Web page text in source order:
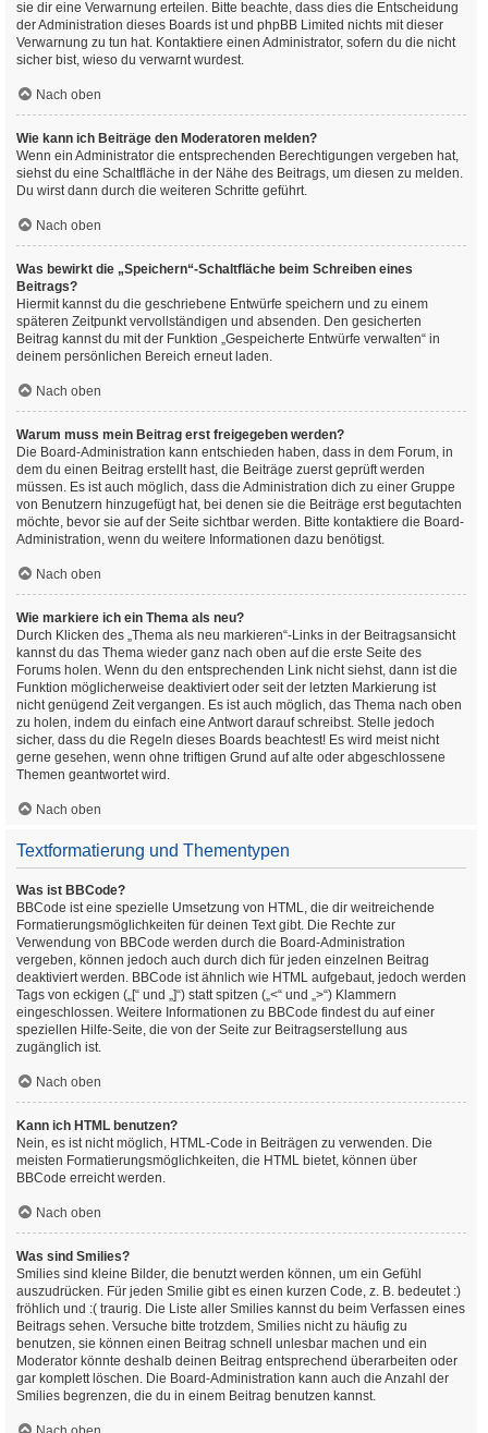
sie dir eine Verwarnung erteilen. Bitte beachte, dass dies die Entscheidung
der Administration dieses Boards ist und phpBB Limited nichts mit dieser
Verwarnung zu tun hat. Kontaktiere einen Administrator, sofern du die nicht
sicher bist, wieso du verwarnt wurdest.
Nach oben
Wie kann ich Beiträge den Moderatoren melden?
Wenn ein Administrator die entsprechenden Berechtigungen vergeben hat,
siehst du eine Schaltfläche in der Nähe des Beitrags, um diesen zu melden.
Du wirst dann durch die weiteren Schritte geführt.
Nach oben
Was bewirkt die „Speichern“-Schaltfläche beim Schreiben eines
Beitrags?
Hiermit kannst du die geschriebene Entwürfe speichern und zu einem
späteren Zeitpunkt vervollständigen und absenden. Den gesicherten
Beitrag kannst du mit der Funktion „Gespeicherte Entwürfe verwalten“ in
deinem persönlichen Bereich erneut laden.
Nach oben
Warum muss mein Beitrag erst freigegeben werden?
Die Board-Administration kann entschieden haben, dass in dem Forum, in
dem du einen Beitrag erstellt hast, die Beiträge zuerst geprüft werden
müssen. Es ist auch möglich, dass die Administration dich zu einer Gruppe
von Benutzern hinzugefügt hat, bei denen sie die Beiträge erst begutachten
möchte, bevor sie auf der Seite sichtbar werden. Bitte kontaktiere die Board-
Administration, wenn du weitere Informationen dazu benötigst.
Nach oben
Wie markiere ich ein Thema als neu?
Durch Klicken des „Thema als neu markieren“-Links in der Beitragsansicht
kannst du das Thema wieder ganz nach oben auf die erste Seite des
Forums holen. Wenn du den entsprechenden Link nicht siehst, dann ist die
Funktion möglicherweise deaktiviert oder seit der letzten Markierung ist
nicht genügend Zeit vergangen. Es ist auch möglich, das Thema nach oben
zu holen, indem du einfach eine Antwort darauf schreibst. Stelle jedoch
sicher, dass du die Regeln dieses Boards beachtest! Es wird meist nicht
gerne gesehen, wenn ohne triftigen Grund auf alte oder abgeschlossene
Themen geantwortet wird.
Nach oben
Textformatierung und Thementypen
Was ist BBCode?
BBCode ist eine spezielle Umsetzung von HTML, die dir weitreichende
Formatierungsmöglichkeiten für deinen Text gibt. Die Rechte zur
Verwendung von BBCode werden durch die Board-Administration
vergeben, können jedoch auch durch dich für jeden einzelnen Beitrag
deaktiviert werden. BBCode ist ähnlich wie HTML aufgebaut, jedoch werden
Tags von eckigen („[“ und „]“) statt spitzen („<“ und „>“) Klammern
eingeschlossen. Weitere Informationen zu BBCode findest du auf einer
speziellen Hilfe-Seite, die von der Seite zur Beitragserstellung aus
zugänglich ist.
Nach oben
Kann ich HTML benutzen?
Nein, es ist nicht möglich, HTML-Code in Beiträgen zu verwenden. Die
meisten Formatierungsmöglichkeiten, die HTML bietet, können über
BBCode erreicht werden.
Nach oben
Was sind Smilies?
Smilies sind kleine Bilder, die benutzt werden können, um ein Gefühl
auszudrücken. Für jeden Smilie gibt es einen kurzen Code, z. B. bedeutet :)
fröhlich und :( traurig. Die Liste aller Smilies kannst du beim Verfassen eines
Beitrags sehen. Versuche bitte trotzdem, Smilies nicht zu häufig zu
benutzen, sie können einen Beitrag schnell unlesbar machen und ein
Moderator könnte deshalb deinen Beitrag entsprechend überarbeiten oder
gar komplett löschen. Die Board-Administration kann auch die Anzahl der
Smilies begrenzen, die du in einem Beitrag benutzen kannst.